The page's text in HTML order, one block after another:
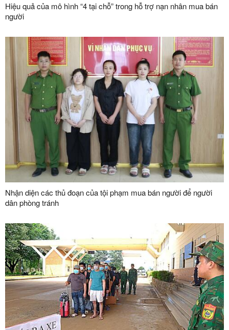
Hiệu quả của mô hình “4 tại chỗ” trong hỗ trợ nạn nhân mua bán
người
Nhận diện các thủ đoạn của tội phạm mua bán người để người
dân phòng tránh